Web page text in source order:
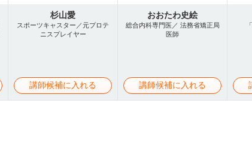
杉山愛
スポーツキャスター／元プロテ
ニスプレイヤー
講師候補に入れる
おおたわ史絵
総合内科専門医／ 法務省矯正局
医師
講師候補に入れる